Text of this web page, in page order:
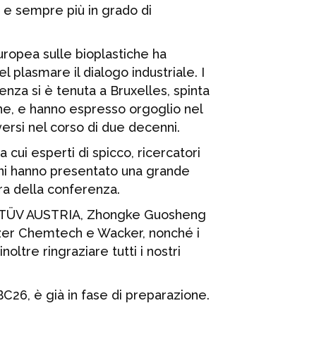
sempre più in grado di
sulle bioplastiche ha
plasmare il dialogo industriale. I
si è tenuta a Bruxelles, spinta
e hanno espresso orgoglio nel
nel corso di due decenni.
cui esperti di spicco, ricercatori
hanno presentato una grande
della conferenza.
AUSTRIA, Zhongke Guosheng
Chemtech e Wacker, nonché i
ringraziare tutti i nostri
è già in fase di preparazione.